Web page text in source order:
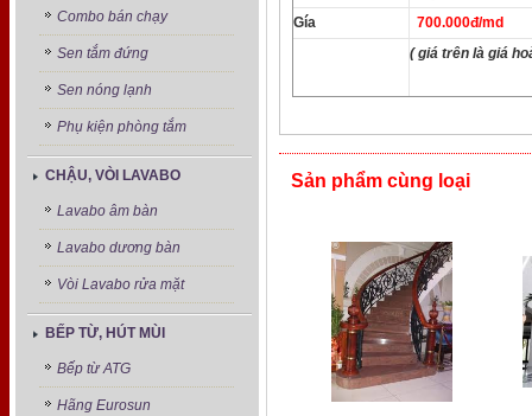
Combo bán chạy
Sen tắm đứng
Sen nóng lạnh
Phụ kiện phòng tắm
CHẬU, VÒI LAVABO
Lavabo âm bàn
Lavabo dương bàn
Vòi Lavabo rửa mặt
BẾP TỪ, HÚT MÙI
Bếp từ ATG
Hãng Eurosun
Gía
700.000đ/md
( giá trên là giá
Sản phẩm cùng loại